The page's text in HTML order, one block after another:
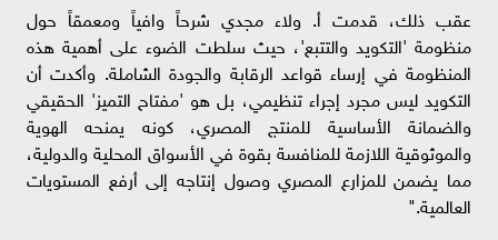
عقب ذلك، قدمت أ. ولاء مجدي شرحاً وافياً ومعمقاً حول
منظومة 'التكويد والتتبع'، حيث سلطت الضوء على أهمية هذه
المنظومة في إرساء قواعد الرقابة والجودة الشاملة. وأكدت أن
التكويد ليس مجرد إجراء تنظيمي، بل هو 'مفتاح التميز' الحقيقي
والضمانة الأساسية للمنتج المصري، كونه يمنحه الهوية
والموثوقية اللازمة للمنافسة بقوة في الأسواق المحلية والدولية،
مما يضمن للمزارع المصري وصول إنتاجه إلى أرفع المستويات
العالمية."